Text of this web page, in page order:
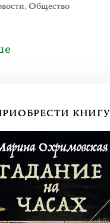
,Общество
КНИГУ